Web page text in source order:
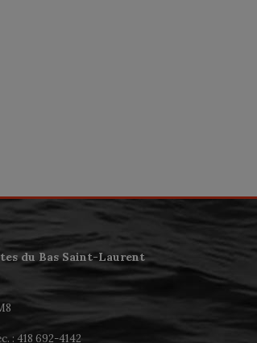
du Bas Saint-Laurent
: 418 692-4142